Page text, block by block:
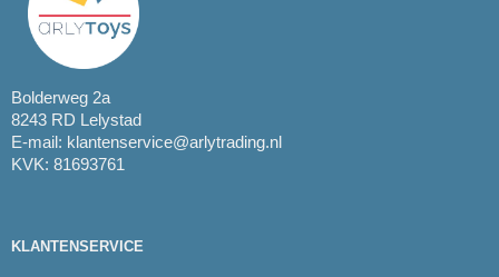
Bolderweg 2a
8243 RD Lelystad
E-mail: klantenservice@arlytrading.nl
KVK: 81693761
KLANTENSERVICE